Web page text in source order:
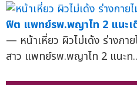
ฟิต แพทย์รพ.พญาไท 2 แนะเ
— หน้าเหี่ยว ผิวไม่เด้ง ร่างกา
สาว แพทย์รพ.พญาไท 2 แนะท